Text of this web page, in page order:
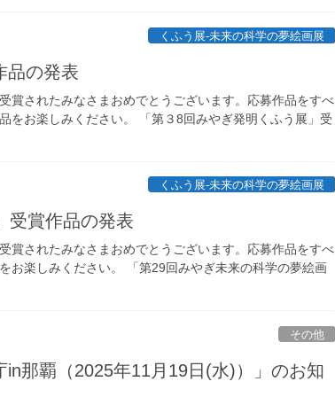
くふう展-未来の科学の夢絵画展
品の発表
賞されたみなさまおめでとうございます。応募作品をすべ
をお楽しみください。 「第３8回みやぎ発明くふう展」受
くふう展-未来の科学の夢絵画展
受賞作品の発表
賞されたみなさまおめでとうございます。応募作品をすべ
お楽しみください。 「第29回みやぎ未来の科学の夢絵画
その他
in那覇（2025年11月19日(水)）」のお知